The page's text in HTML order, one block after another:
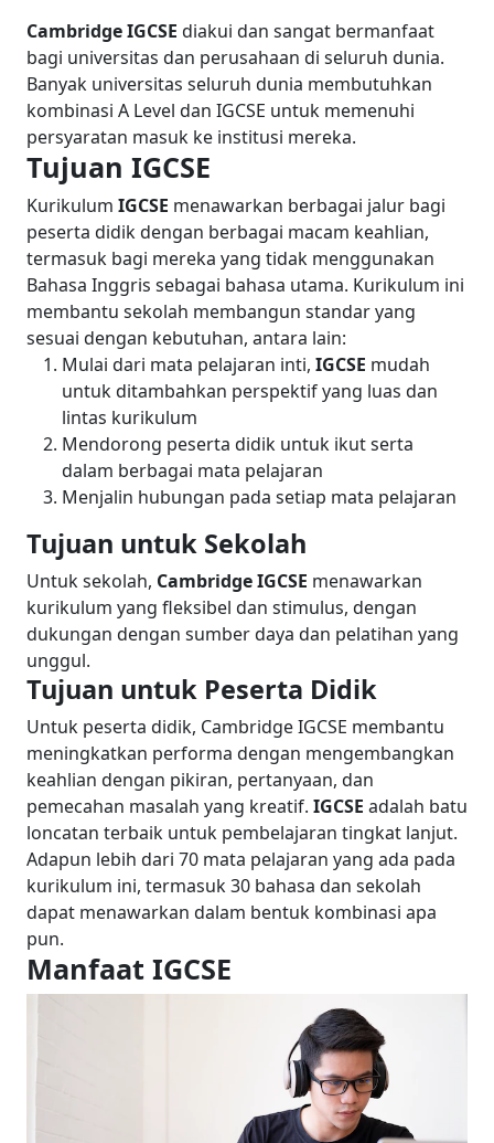
Cambridge IGCSE diakui dan sangat bermanfaat
bagi universitas dan perusahaan di seluruh dunia.
Banyak universitas seluruh dunia membutuhkan
kombinasi A Level dan IGCSE untuk memenuhi
persyaratan masuk ke institusi mereka.
Tujuan IGCSE
Kurikulum IGCSE menawarkan berbagai jalur bagi
peserta didik dengan berbagai macam keahlian,
termasuk bagi mereka yang tidak menggunakan
Bahasa Inggris sebagai bahasa utama. Kurikulum ini
membantu sekolah membangun standar yang
sesuai dengan kebutuhan, antara lain:
Mulai dari mata pelajaran inti, IGCSE mudah
untuk ditambahkan perspektif yang luas dan
lintas kurikulum
Mendorong peserta didik untuk ikut serta
dalam berbagai mata pelajaran
Menjalin hubungan pada setiap mata pelajaran
Tujuan untuk Sekolah
Untuk sekolah, Cambridge IGCSE menawarkan
kurikulum yang fleksibel dan stimulus, dengan
dukungan dengan sumber daya dan pelatihan yang
unggul.
Tujuan untuk Peserta Didik
Untuk peserta didik, Cambridge IGCSE membantu
meningkatkan performa dengan mengembangkan
keahlian dengan pikiran, pertanyaan, dan
pemecahan masalah yang kreatif. IGCSE adalah batu
loncatan terbaik untuk pembelajaran tingkat lanjut.
Adapun lebih dari 70 mata pelajaran yang ada pada
kurikulum ini, termasuk 30 bahasa dan sekolah
dapat menawarkan dalam bentuk kombinasi apa
pun.
Manfaat IGCSE